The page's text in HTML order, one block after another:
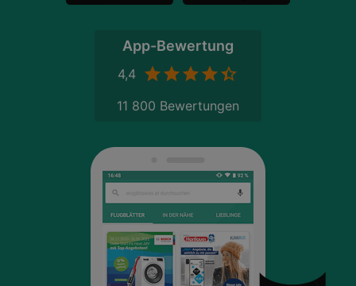
App-Bewertung
4,4
11 800 Bewertungen